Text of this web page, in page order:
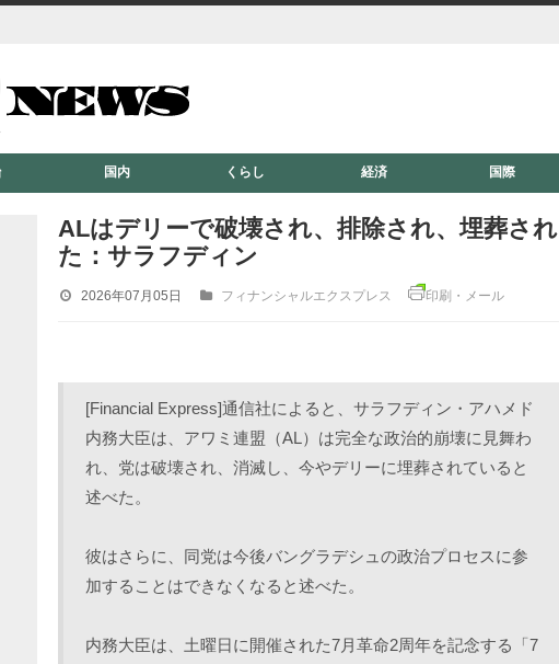
国内 くらし 経済 国際
ALはデリーで破壊され、排除され、埋葬され
た：サラフディン
2026年07月05日 フィナンシャルエクスプレス 印刷・メール
[Financial Express]通信社によると、サラフディン・アハメド
内務大臣は、アワミ連盟（AL）は完全な政治的崩壊に見舞わ
れ、党は破壊され、消滅し、今やデリーに埋葬されていると
述べた。
彼はさらに、同党は今後バングラデシュの政治プロセスに参
加することはできなくなると述べた。
内務大臣は、土曜日に開催された7月革命2周年を記念する「7